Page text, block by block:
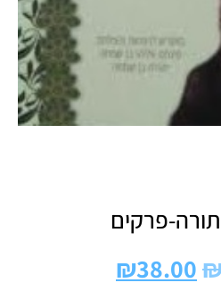
פרקים
₪38.00